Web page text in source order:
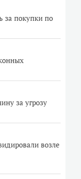
за покупки по
за угрозу
возле